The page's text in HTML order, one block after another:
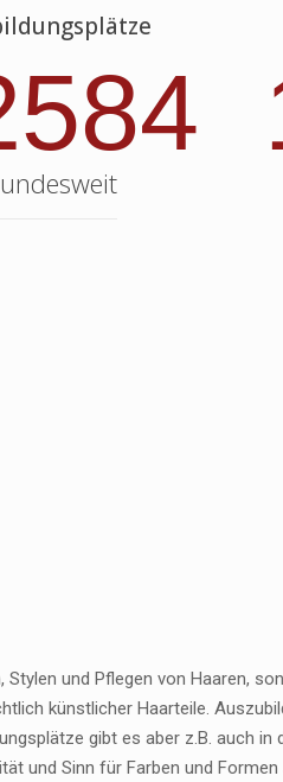
und Pflegen von Haaren,
künstlicher Haarteile.
gibt es aber z.B. auch
und Sinn für Farben und